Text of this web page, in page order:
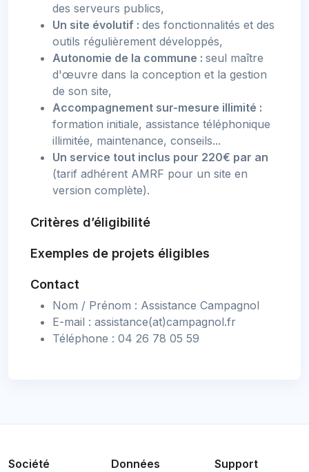
des serveurs publics,
Un site évolutif : des fonctionnalités et des
outils régulièrement développés,
Autonomie de la commune : seul maître
d'œuvre dans la conception et la gestion
de son site,
Accompagnement sur-mesure illimité :
formation initiale, assistance téléphonique
illimitée, maintenance, conseils...
Un service tout inclus pour 220€ par an
(tarif adhérent AMRF pour un site en
version complète).
Critères d’éligibilité
Exemples de projets éligibles
Contact
Nom / Prénom : Assistance Campagnol
E-mail : assistance(at)campagnol.fr
Téléphone : 04 26 78 05 59
Société Données Support